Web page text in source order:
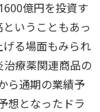
億円を投資す
ということもあっ
る場面もみられ
治療薬関連商品の
ら通期の業績予
想となったドラ